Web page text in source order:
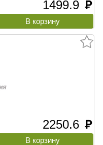
1499.9 руб
2250.6 руб